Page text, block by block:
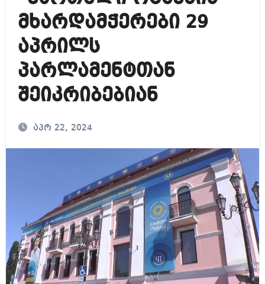
მხარდამჭერები 29
აპრილს
პარლამენტთან
შეიკრიბებიან
აპრ 22, 2024